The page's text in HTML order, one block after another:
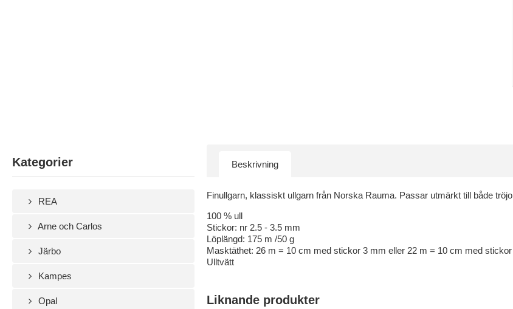
Kategorier
REA
Arne och Carlos
Järbo
Kampes
Opal
Beskrivning
Finullgarn, klassiskt ullgarn från Norska Rauma. Passar utmärkt till både
100 % ull
Stickor: nr 2.5 - 3.5 mm
Löplängd: 175 m /50 g
Masktäthet: 26 m = 10 cm med stickor 3 mm eller 22 m = 10 cm med
Ulltvätt
Liknande produkter